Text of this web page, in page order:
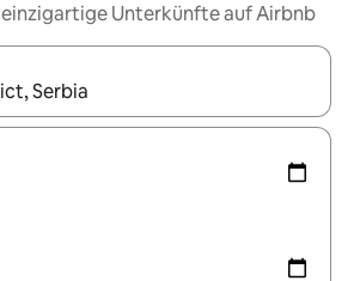
einzigartige Unterkünfte auf Airbnb
verfügbar sind, navigiere mit den